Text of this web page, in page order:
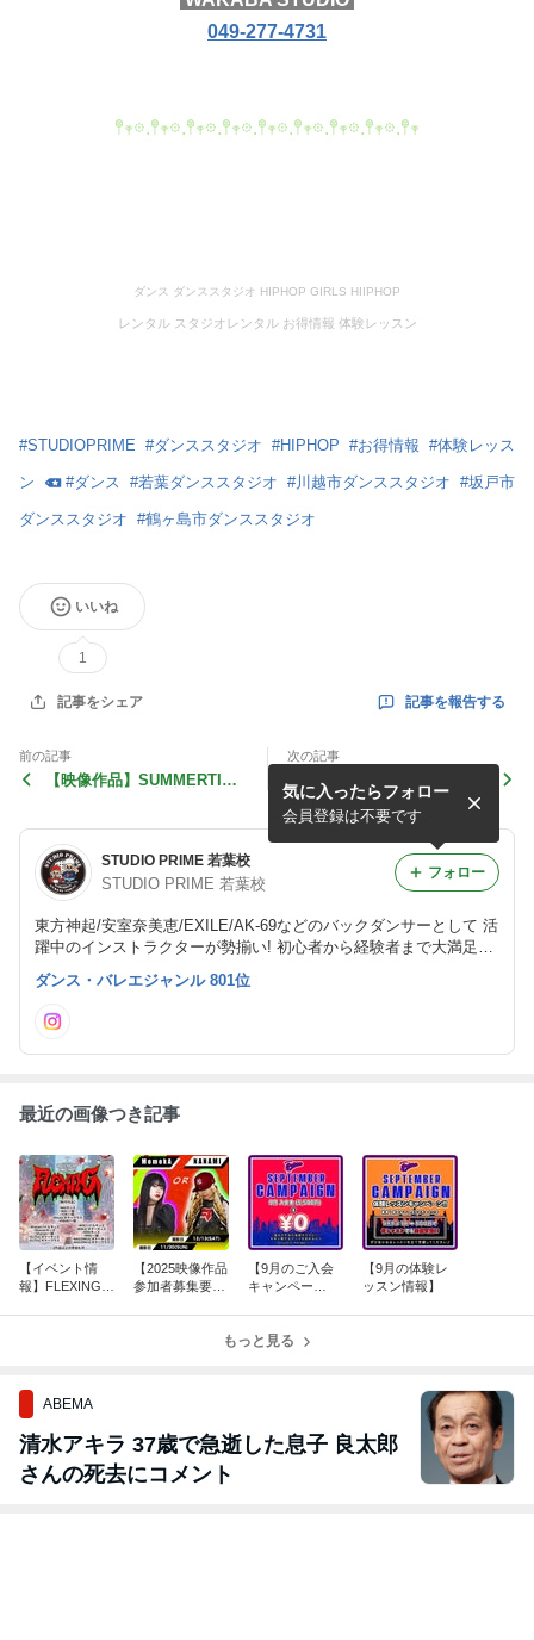
049-277-4731
𖤣𖥧𖡼.𖤣𖥧𖡼.𖤣𖥧𖡼.𖤣𖥧𖡼.𖤣𖥧𖡼.𖤣𖥧𖡼.𖤣𖥧𖡼.𖤣𖥧𖡼.𖤣𖥧
ダンス ダンススタジオ HIPHOP GIRLS HIIPHOP
レンタル スタジオレンタル お得情報 体験レッスン
#STUDIOPRIME #ダンススタジオ #HIPHOP #お得情報 #体験レッス
ン #ダンス #若葉ダンススタジオ #川越市ダンススタジオ #坂戸市
ダンススタジオ #鶴ヶ島市ダンススタジオ
いいね
1
記事をシェア 記事を報告する
前の記事
【映像作品】SUMMERTIME
次の記事
【GW休館日のお知らせ】
STUDIO PRIME 若葉校
STUDIO PRIME 若葉校
東方神起/安室奈美恵/EXILE/AK-69などのバックダンサーとして 活
躍中のインストラクターが勢揃い! 初心者から経験者まで大満足の
レッスンプログラム!!
気に入ったらフォロー
会員登録は不要です
フォロー
ダンス・バレエジャンル 801位
最近の画像つき記事
【イベント情
報】FLEXING v
【2025映像作品
参加者募集要
【9月のご入会
キャンペー
【9月の体験レ
ッスン情報】
もっと見る
ABEMA
清水アキラ 37歳で急逝した息子 良太郎
さんの死去にコメント